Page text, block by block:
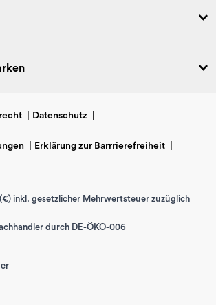
Datenschutz
Erklärung zur Barrrierefreiheit
inkl. gesetzlicher Mehrwertsteuer zuzüglich
durch DE-ÖKO-006